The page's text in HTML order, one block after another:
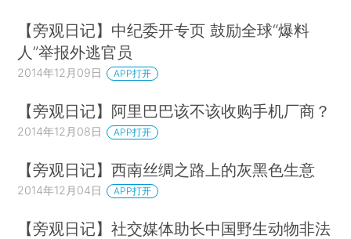
【旁观日记】中纪委开专页 鼓励全球“爆料
人”举报外逃官员
2014年12月09日 APP打开
【旁观日记】阿里巴巴该不该收购手机厂商？
2014年12月08日 APP打开
【旁观日记】西南丝绸之路上的灰黑色生意
2014年12月04日 APP打开
【旁观日记】社交媒体助长中国野生动物非法